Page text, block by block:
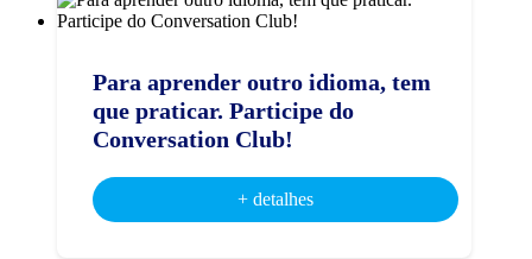
Para aprender outro idioma, tem
que praticar. Participe do
Conversation Club!
+ detalhes